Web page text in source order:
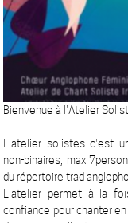
Bienvenue à l'Atelier
L'atelier solistes c'est
non-binaires, max
du répertoire trad
L'atelier permet à la
confiance pour chanter